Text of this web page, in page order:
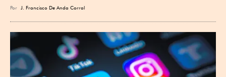
Por J. Francisco De Anda Corral